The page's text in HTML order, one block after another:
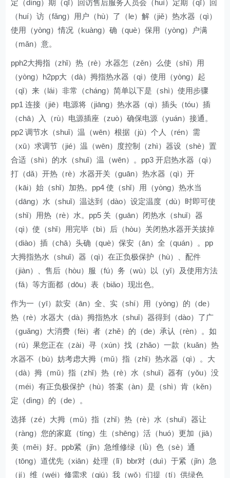
定（dìng）期（qī）回访售后服务人员会（huì）定期（qī）回
（huí）访（fǎng）用户（hù）了（le）解（jiě）热水器（qì）
使用（yòng）情况（kuàng）确（què）保用（yòng）户满
（mǎn）意。
pph2大拇指（zhǐ）热（rè）水器怎（zěn）么使（shǐ）用
（yòng）h2pp大（dà）拇指热水器（qì）使用（yòng）起
（qǐ）来（lái）非常（cháng）简单以下是（shì）使用步骤
pp1 连接（jiē）电源将（jiāng）热水器（qì）插头（tóu）插
（chā）入（rù）电源插座（zuò）确保电源（yuán）接通。
pp2 调节水（shuǐ）温（wēn）根据（jù）个人（rén）需
（xū）求调节（jié）温（wēn）度控制（zhì）器设（shè）置
合适（shì）的水（shuǐ）温（wēn）。pp3 开启热水器（qì）
打（dǎ）开热（rè）水器开关（guān）热水器（qì）开
（kāi）始（shǐ）加热。pp4 使（shǐ）用（yòng）热水当
（dāng）水（shuǐ）温达到（dào）设定温度（dù）时即可使
（shǐ）用热（rè）水。pp5 关（guān）闭热水（shuǐ）器
（qì）使（shǐ）用完毕（bì）后（hòu）关闭热水器开关拔掉
（diào）插（chā）头确（què）保安（ān）全（quán）。pp
大拇指热水（shuǐ）器（qì）在正负极保护（hù）、配件
（jiàn）、售后（hòu）服（fú）务（wù）以（yǐ）及使用方法
（fǎ）等方面都（dōu）表（biǎo）现出色。
作为一（yī）款安（ān）全、实（shí）用（yòng）的（de）
热（rè）水器大（dà）拇指热水（shuǐ）器得到（dào）了广
（guǎng）大消费（fèi）者（zhě）的（de）承认（rèn）。如
（rú）果您正在（zài）寻（xún）找（zhǎo）一款（kuǎn）热
水器不（bù）妨考虑大拇（mǔ）指（zhǐ）热水器（qì）。大
（dà）拇（mǔ）指（zhǐ）热（rè）水（shuǐ）器有（yǒu）没
（méi）有正负极保护（hù）答案（àn）是（shì）肯（kěn）
定（dìng）的（de）。
选择（zé）大拇（mǔ）指（zhǐ）热（rè）水（shuǐ）器让
（ràng）您的家庭（tíng）生（shēng）活（huó）更加（jiā）
美（měi）好。ppb紧（jǐn）急维修绿（lǜ）色（sè）通
（tōng）道优先（xiān）处理（lǐ）bbr对（duì）于紧（jǐn）急
（jí）维（wéi）修需求（qiú）我（wǒ）们提（tí）供绿色